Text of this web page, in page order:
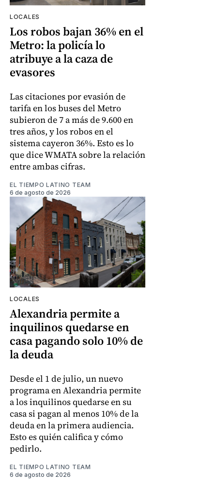
LOCALES
Los robos bajan 36% en el
Metro: la policía lo
atribuye a la caza de
evasores
Las citaciones por evasión de
tarifa en los buses del Metro
subieron de 7 a más de 9.600 en
tres años, y los robos en el
sistema cayeron 36%. Esto es lo
que dice WMATA sobre la relación
entre ambas cifras.
EL TIEMPO LATINO TEAM
6 de agosto de 2026
LOCALES
Alexandria permite a
inquilinos quedarse en
casa pagando solo 10% de
la deuda
Desde el 1 de julio, un nuevo
programa en Alexandria permite
a los inquilinos quedarse en su
casa si pagan al menos 10% de la
deuda en la primera audiencia.
Esto es quién califica y cómo
pedirlo.
EL TIEMPO LATINO TEAM
6 de agosto de 2026